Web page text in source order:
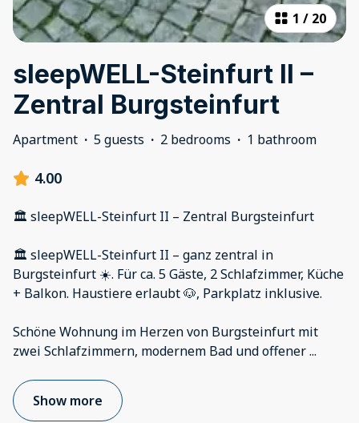
1 / 20
sleepWELL-Steinfurt II –
Zentral Burgsteinfurt
Apartment · 5 guests · 2 bedrooms · 1 bathroom
4.00
🏛️ sleepWELL-Steinfurt II – Zentral Burgsteinfurt
🏛️ sleepWELL-Steinfurt II – ganz zentral in
Burgsteinfurt ☀️. Für ca. 5 Gäste, 2 Schlafzimmer, Küche
+ Balkon. Haustiere erlaubt 🐶, Parkplatz inklusive.
Schöne Wohnung im Herzen von Burgsteinfurt mit
zwei Schlafzimmern, modernem Bad und offener...
Show more